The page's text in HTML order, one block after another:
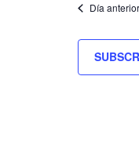
Día anterior